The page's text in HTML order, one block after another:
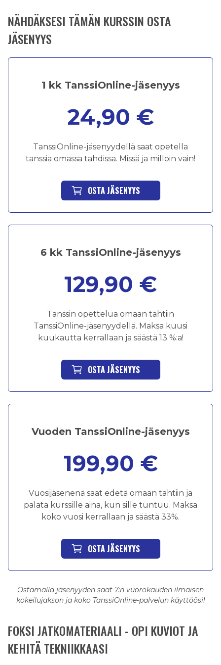
NÄHDÄKSESI TÄMÄN KURSSIN OSTA
JÄSENYYS
1 kk TanssiOnline-jäsenyys
24,90 €
TanssiOnline-jäsenyydellä saat opetella
tanssia omassa tahdissa. Missä ja milloin vain!
OSTA JÄSENYYS
6 kk TanssiOnline-jäsenyys
129,90 €
Tanssin opettelua omaan tahtiin
TanssiOnline-jäsenyydellä. Maksa kuusi
kuukautta kerrallaan ja säästä 13 %:a!
OSTA JÄSENYYS
Vuoden TanssiOnline-jäsenyys
199,90 €
Vuosijäsenenä saat edetä omaan tahtiin ja
palata kurssille aina, kun sille tuntuu. Maksa
koko vuosi kerrallaan ja säästä 33%.
OSTA JÄSENYYS
Ostamalla jäsenyyden saat 7:n vuorokauden ilmaisen
kokeilujakson ja koko TanssiOnline-palvelun käyttöösi!
FOKSI JATKOMATERIAALI - OPI KUVIOT JA
KEHITÄ TEKNIIKKAASI